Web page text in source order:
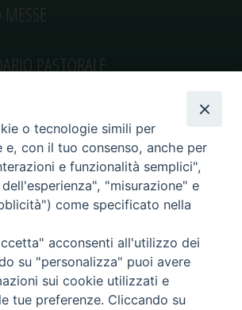
PASTORALE
o tecnologie simili per
e, con il tuo consenso, anche per
e funzionalità semplici",
"misurazione" e
come specificato nella
acconsenti all'utilizzo dei
su "personalizza" puoi avere
sui cookie utilizzati e
tue preferenze. Cliccando su